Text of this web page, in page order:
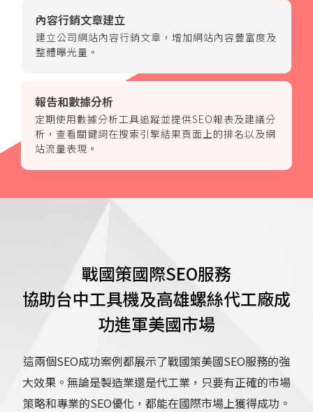
內容行銷文章建立
建立公司網站內容行銷文章，增加網站內容豐富度及
整體曝光量。
報告和數據分析
定期使用數據分析工具追蹤並提供SEO報表及建議分
析，查看關鍵詞在搜索引擎結果頁面上的排名以及網
站流量表現。
戰國策國際SEO服務
協助台中工具機及高雄螺絲代工廠成
功進軍美國市場
這兩個SEO成功案例都展示了戰國策美國SEO服務的強
大效果。無論是製造業還是代工業，只要有正確的市場
策略和專業的SEO優化，都能在國際市場上獲得成功。